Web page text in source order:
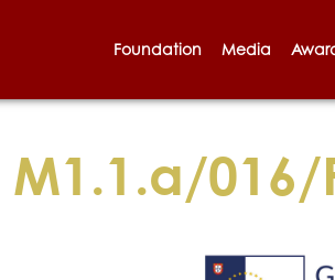
Foundation Media
M1.1.a/